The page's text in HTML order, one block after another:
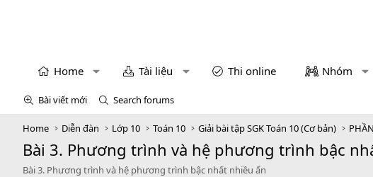
Home Tài liệu Thi online Nhóm
Bài viết mới Search forums
Home Diễn đàn Lớp 10 Toán 10 Giải bài tập SGK Toán 10 (Cơ bản)
Bài 3. Phương trình và hệ phương trình bậc
Bài 3. Phương trình và hệ phương trình bậc nhất nhiều ẩn